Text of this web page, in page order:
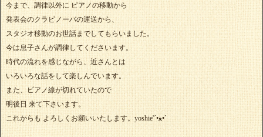
今まで、調律以外に ピアノの移動から
発表会のクラビノーバの運送から、
スタジオ移動のお世話までしてもらいました。
今は息子さんが調律してくださいます。
時代の流れを感じながら、近さんとは
いろいろな話をして楽しんでいます。
また、ピアノ線が切れていたので
明後日 来て下さいます。
これからも よろしくお願いいたします。yoshie'‎´•ﻌ•`